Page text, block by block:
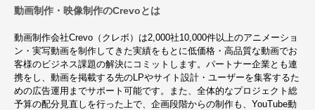
動画制作・映像制作のCrevoとは
動画制作会社Crevo（クレボ）は2,000社10,000件以上のアニメーショ
ン・実写動画を制作してきた実績をもとに低価格・高品質な動画でお
客様のビジネス課題の解決にコミットします。パートナー企業とも連
携をし、動画を掲載する先のLPやサイト設計・ユーザーを集客するた
めの広告運用までサポート可能です。また、全体的なプロジェクト総
予算の配分見直しを行った上で、企画段階からの制作も、YouTube動